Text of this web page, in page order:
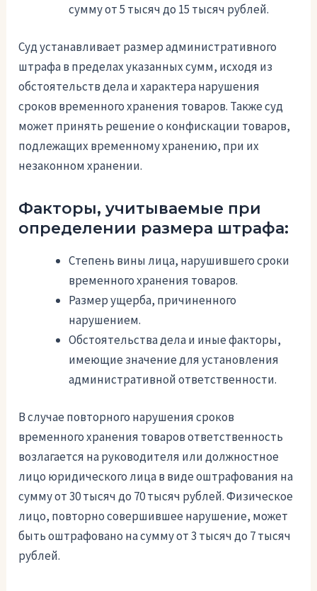
сумму от 5 тысяч до 15 тысяч рублей.
Суд устанавливает размер административного
штрафа в пределах указанных сумм, исходя из
обстоятельств дела и характера нарушения
сроков временного хранения товаров. Также суд
может принять решение о конфискации товаров,
подлежащих временному хранению, при их
незаконном хранении.
Факторы, учитываемые при
определении размера штрафа:
Степень вины лица, нарушившего сроки
временного хранения товаров.
Размер ущерба, причиненного
нарушением.
Обстоятельства дела и иные факторы,
имеющие значение для установления
административной ответственности.
В случае повторного нарушения сроков
временного хранения товаров ответственность
возлагается на руководителя или должностное
лицо юридического лица в виде оштрафования на
сумму от 30 тысяч до 70 тысяч рублей. Физическое
лицо, повторно совершившее нарушение, может
быть оштрафовано на сумму от 3 тысяч до 7 тысяч
рублей.